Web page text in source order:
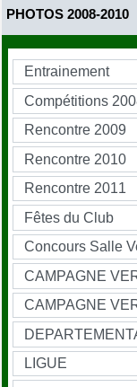
PHOTOS 2008-2010